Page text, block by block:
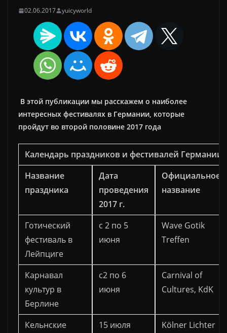
02.06.2017 yuicyworld
В этой публикации мы расскажем о наиболее
интересных фестивалях в Германии, которые
пройдут во второй половине 2017 года
Календарь праздников и фестивалей Германии
Название
праздника
Дата
проведения
2017 г.
Официальное
название
Готический
фестиваль в
Лейпциге
с 2 по 5
июня
Wave Gotik
Treffen
Карнавал
культур в
Берлине
с2 по 6
июня
Carnival of
Cultures, KdK
Кельнские
15 июля Kölner Lichter